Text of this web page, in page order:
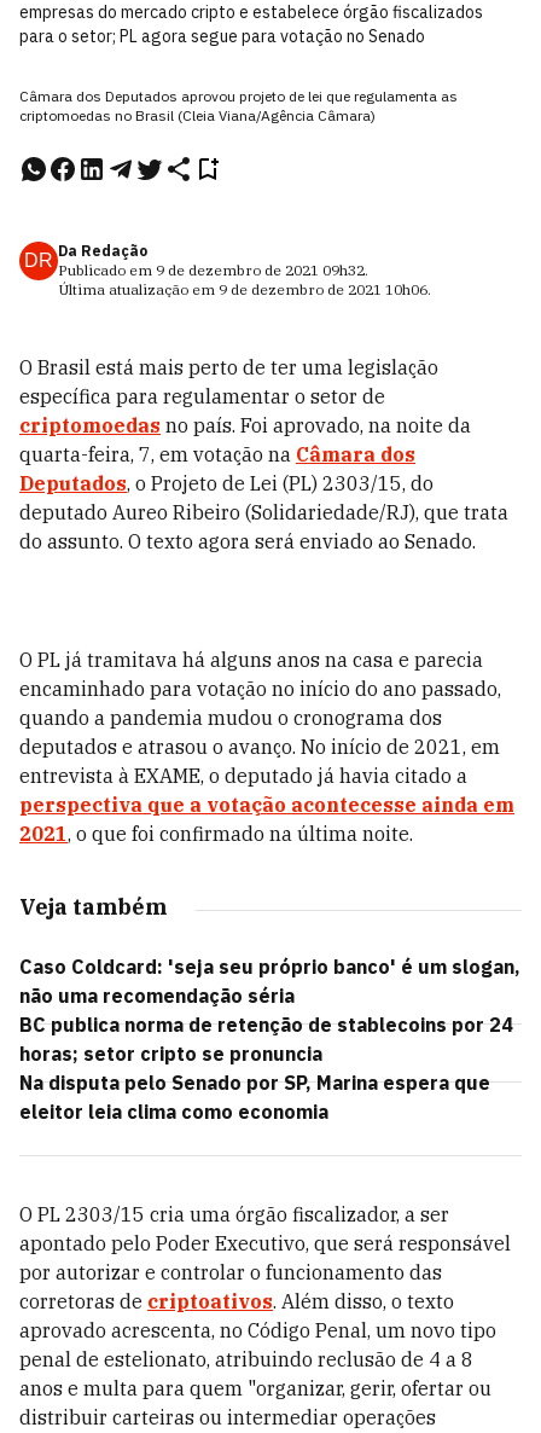
empresas do mercado cripto e estabelece órgão fiscalizados
para o setor; PL agora segue para votação no Senado
Câmara dos Deputados aprovou projeto de lei que regulamenta as
criptomoedas no Brasil (Cleia Viana/Agência Câmara)
DR Da Redação
Publicado em 9 de dezembro de 2021 09h32.
Última atualização em 9 de dezembro de 2021 10h06.
O Brasil está mais perto de ter uma legislação
específica para regulamentar o setor de
criptomoedas no país. Foi aprovado, na noite da
quarta-feira, 7, em votação na Câmara dos
Deputados, o Projeto de Lei (PL) 2303/15, do
deputado Aureo Ribeiro (Solidariedade/RJ), que trata
do assunto. O texto agora será enviado ao Senado.
O PL já tramitava há alguns anos na casa e parecia
encaminhado para votação no início do ano passado,
quando a pandemia mudou o cronograma dos
deputados e atrasou o avanço. No início de 2021, em
entrevista à EXAME, o deputado já havia citado a
perspectiva que a votação acontecesse ainda em
2021, o que foi confirmado na última noite.
Veja também
Caso Coldcard: 'seja seu próprio banco' é um slogan,
não uma recomendação séria
BC publica norma de retenção de stablecoins por 24
horas; setor cripto se pronuncia
Na disputa pelo Senado por SP, Marina espera que
eleitor leia clima como economia
O PL 2303/15 cria uma órgão fiscalizador, a ser
apontado pelo Poder Executivo, que será responsável
por autorizar e controlar o funcionamento das
corretoras de criptoativos. Além disso, o texto
aprovado acrescenta, no Código Penal, um novo tipo
penal de estelionato, atribuindo reclusão de 4 a 8
anos e multa para quem "organizar, gerir, ofertar ou
distribuir carteiras ou intermediar operações